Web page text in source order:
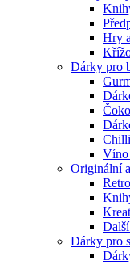
Hry
Dárky pro
Víno
Originální
Dárky pro